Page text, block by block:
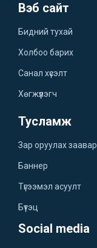
Вэб сайт
Бидний тухай
Холбоо барих
Санал хүсэлт
Хөгжүүлэгч
Тусламж
Зар оруулах заавар
Баннер
Түгээмэл асуулт
Бүтэц
Social media